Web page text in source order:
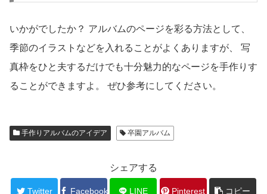
いかがでしたか？ アルバムのページを彩る方法として、
季節のイラストなどを入れることがよくありますが、 写
真枠をひと夫するだけでも十分魅力的なページを手作りす
ることができますよ。 ぜひ参考にしてください。
手作りアルバムのアイデア 卒園アルバム
シェアする
Twitter Facebook LINE Pinterest コピー